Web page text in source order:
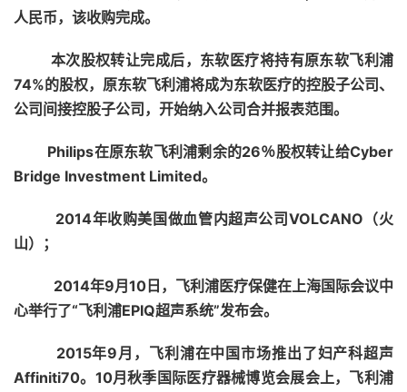
人民币，该收购完成。
本次股权转让完成后，东软医疗将持有原东软飞利浦
74%的股权，原东软飞利浦将成为东软医疗的控股子公司、
公司间接控股子公司，开始纳入公司合并报表范围。
Philips在原东软飞利浦剩余的26％股权转让给Cyber
Bridge Investment Limited。
2014年收购美国做血管内超声公司VOLCANO（火
山）；
2014年9月10日，飞利浦医疗保健在上海国际会议中
心举行了“飞利浦EPIQ超声系统”发布会。
2015年9月，飞利浦在中国市场推出了妇产科超声
Affiniti70。10月秋季国际医疗器械博览会展会上，飞利浦